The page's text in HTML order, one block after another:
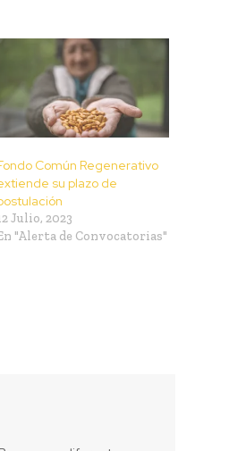
Común Regenerativo
su plazo de
Julio, 2023
"Alerta de Convocatorias"